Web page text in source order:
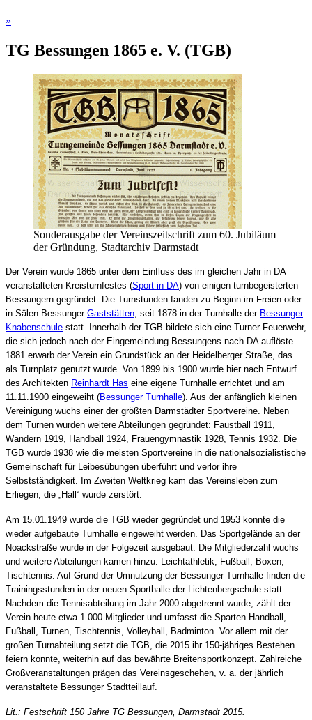
»
TG Bessungen 1865 e. V. (TGB)
Sonderausgabe der Vereinszeitschrift zum 60. Jubiläum
der Gründung, Stadtarchiv Darmstadt
Der Verein wurde 1865 unter dem Einfluss des im gleichen Jahr in DA
veranstalteten Kreisturnfestes (Sport in DA) von einigen turnbegeisterten
Bessungern gegründet. Die Turnstunden fanden zu Beginn im Freien oder
in Sälen Bessunger Gaststätten , seit 1878 in der Turnhalle der Bessunger
Knabenschule statt. Innerhalb der TGB bildete sich eine Turner-Feuerwehr,
die sich jedoch nach der Eingemeindung Bessungens nach DA auflöste.
1881 erwarb der Verein ein Grundstück an der Heidelberger Straße, das
als Turnplatz genutzt wurde. Von 1899 bis 1900 wurde hier nach Entwurf
des Architekten Reinhardt Has eine eigene Turnhalle errichtet und am
11.11.1900 eingeweiht (Bessunger Turnhalle). Aus der anfänglich kleinen
Vereinigung wuchs einer der größten Darmstädter Sportvereine. Neben
dem Turnen wurden weitere Abteilungen gegründet: Faustball 1911,
Wandern 1919, Handball 1924, Frauengymnastik 1928, Tennis 1932. Die
TGB wurde 1938 wie die meisten Sportvereine in die nationalsozialistische
Gemeinschaft für Leibesübungen überführt und verlor ihre
Selbstständigkeit. Im Zweiten Weltkrieg kam das Vereinsleben zum
Erliegen, die „Hall“ wurde zerstört.
Am 15.01.1949 wurde die TGB wieder gegründet und 1953 konnte die
wieder aufgebaute Turnhalle eingeweiht werden. Das Sportgelände an der
Noackstraße wurde in der Folgezeit ausgebaut. Die Mitgliederzahl wuchs
und weitere Abteilungen kamen hinzu: Leichtathletik, Fußball, Boxen,
Tischtennis. Auf Grund der Umnutzung der Bessunger Turnhalle finden die
Trainingsstunden in der neuen Sporthalle der Lichtenbergschule statt.
Nachdem die Tennisabteilung im Jahr 2000 abgetrennt wurde, zählt der
Verein heute etwa 1.000 Mitglieder und umfasst die Sparten Handball,
Fußball, Turnen, Tischtennis, Volleyball, Badminton. Vor allem mit der
großen Turnabteilung setzt die TGB, die 2015 ihr 150-jähriges Bestehen
feiern konnte, weiterhin auf das bewährte Breitensportkonzept. Zahlreiche
Großveranstaltungen prägen das Vereinsgeschehen, v. a. der jährlich
veranstaltete Bessunger Stadtteillauf.
Lit.: Festschrift 150 Jahre TG Bessungen, Darmstadt 2015.